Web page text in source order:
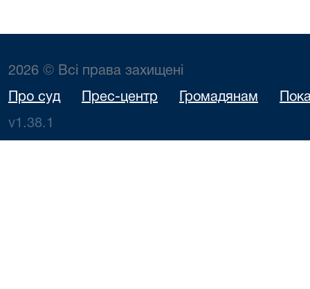
2026 © Всі права захищені
Про суд Прес-центр Громадянам
v1.38.1